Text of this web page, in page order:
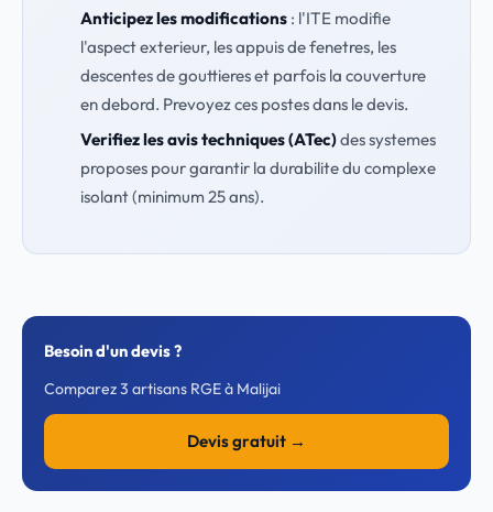
Anticipez les modifications: l'ITE modifie
l'aspect exterieur, les appuis de fenetres, les
descentes de gouttieres et parfois la couverture
en debord. Prevoyez ces postes dans le devis.
Verifiez les avis techniques (ATec)des systemes
proposes pour garantir la durabilite du complexe
isolant (minimum 25 ans).
Besoin d'un devis ?
Comparez 3 artisans RGE à Malijai
Devis gratuit →